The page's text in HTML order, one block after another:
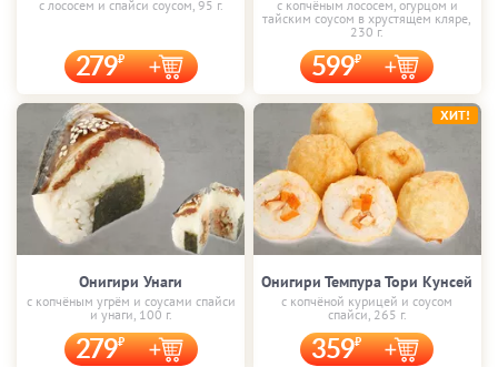
с лососем и спайси соусом, 95 г.
279
с копчёным лососем, огурцом и
тайским соусом в хрустящем кляре,
230 г.
599
Онигири Унаги
с копчёным угрём и соусами спайси
и унаги, 100 г.
279
Онигири Темпура Тори Кунсей
с копчёной курицей и соусом
спайси, 265 г.
359
ХИТ!